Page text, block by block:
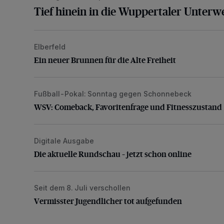
Tief hinein in die Wuppertaler
Ein neuer Brunnen für die Alte Freiheit
Elberfeld
Ein neuer Brunnen für die Alte Freiheit
WSV: Comeback, Favoritenfrage und
Fußball-Pokal: Sonntag gegen Schonnebeck
WSV: Comeback, Favoritenfrage und Fitnesszustand
Die aktuelle Rundschau – jetzt schon online
Digitale Ausgabe
Die aktuelle Rundschau – jetzt schon online
Vermisster Jugendlicher tot aufgefunden
Seit dem 8. Juli verschollen
Vermisster Jugendlicher tot aufgefunden